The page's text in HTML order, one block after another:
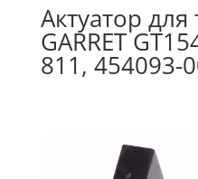
Актуатор
GARRET
811, 454093-